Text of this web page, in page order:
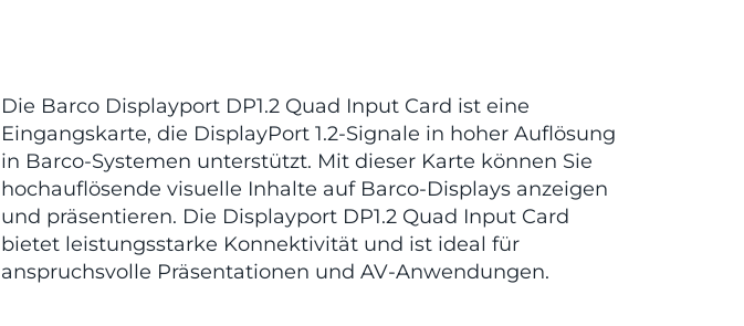
Die Barco Displayport DP1.2 Quad Input Card ist eine
Eingangskarte, die DisplayPort 1.2-Signale in hoher Auflösung
in Barco-Systemen unterstützt. Mit dieser Karte können Sie
hochauflösende visuelle Inhalte auf Barco-Displays anzeigen
und präsentieren. Die Displayport DP1.2 Quad Input Card
bietet leistungsstarke Konnektivität und ist ideal für
anspruchsvolle Präsentationen und AV-Anwendungen.